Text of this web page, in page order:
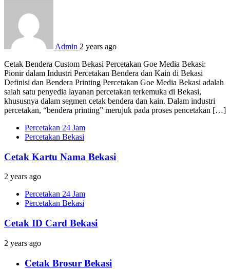
Admin 2 years ago
Cetak Bendera Custom Bekasi Percetakan Goe Media Bekasi:
Pionir dalam Industri Percetakan Bendera dan Kain di Bekasi
Definisi dan Bendera Printing Percetakan Goe Media Bekasi adalah
salah satu penyedia layanan percetakan terkemuka di Bekasi,
khususnya dalam segmen cetak bendera dan kain. Dalam industri
percetakan, “bendera printing” merujuk pada proses pencetakan […]
Percetakan 24 Jam
Percetakan Bekasi
Cetak Kartu Nama Bekasi
2 years ago
Percetakan 24 Jam
Percetakan Bekasi
Cetak ID Card Bekasi
2 years ago
Cetak Brosur Bekasi